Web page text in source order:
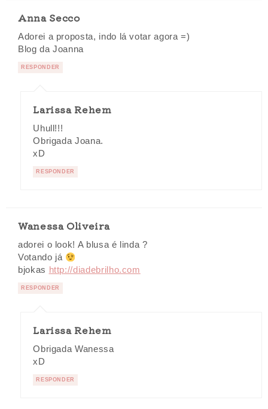
Anna Secco
Adorei a proposta, indo lá votar agora =)
Blog da Joanna
RESPONDER
Larissa Rehem
Uhull!!!
Obrigada Joana.
xD
RESPONDER
Wanessa Oliveira
adorei o look! A blusa é linda ?
Votando já
bjokas http://diadebrilho.com
RESPONDER
Larissa Rehem
Obrigada Wanessa
xD
RESPONDER